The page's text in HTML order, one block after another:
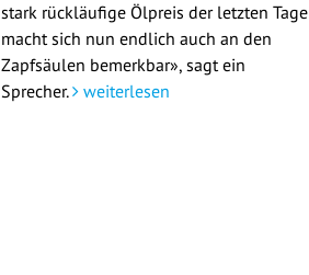
stark rückläufige Ölpreis der letzten Tage
macht sich nun endlich auch an den
Zapfsäulen bemerkbar», sagt ein
Sprecher. weiterlesen